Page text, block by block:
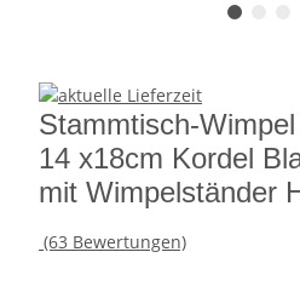
Stammtisch-
14 x18cm Kordel
mit Wimpelständer
(63 Bewertungen)